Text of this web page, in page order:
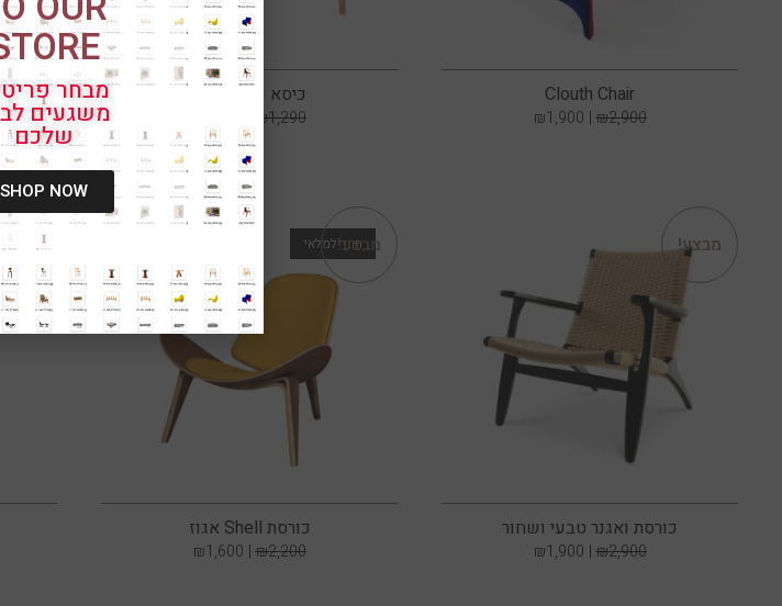
Clouth Chair
₪2,900
₪1,900
כיסא קיוטו אגוז
₪1,290
מבצע!
כורסת ואגנר טבעי ושחור
₪2,900
₪1,900
מבצע!
כורסת Shell אגוז
₪2,200
₪1,600
מבצע!
מבחר
משגעים
שלכם
SHOP NOW